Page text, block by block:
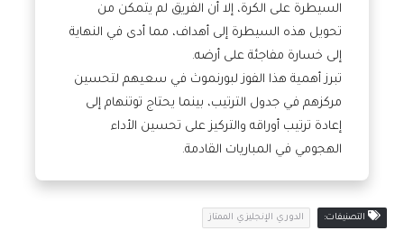
السيطرة على الكرة، إلا أن الفريق لم يتمكن من
تحويل هذه السيطرة إلى أهداف، مما أدى في النهاية
إلى خسارة مفاجئة على أرضه.
تبرز أهمية هذا الفوز لبورنموث في سعيهم لتحسين
مركزهم في جدول الترتيب، بينما يحتاج توتنهام إلى
إعادة ترتيب أوراقه والتركيز على تحسين الأداء
الهجومي في المباريات القادمة.
التصنيفات: الدوري الإنجليزي الممتاز